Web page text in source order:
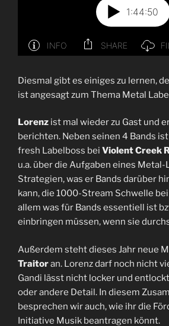
Diesmal gibt es einiges zu lernen,
ist angesagt zum Thema Metal
Lorenz ist mal wieder zu Gast und
berichten. Neben seinen 4 Bands
fresh Labelboss bei Violent Creek
u.a. über die Aufgaben eines Metal-
Strategien, was er Bands darüber
kann, die 1000-Stream Schwelle
allem was für Bands essentiell ist
einbringen müssen, wenn sie
Außerdem steht dieses Jahr neue
Traitoran. Lorenz darf noch nicht
Gandi lässt nicht locker und
oder andere Detail. In diesem
besprechen wir auch, wie ihr die
Initiative Musik beantragen könnt.